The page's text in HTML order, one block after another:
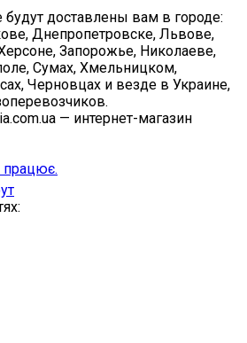
доставлены вам в городе:
Днепропетровске, Львове,
Запорожье, Николаеве,
Сумах, Хмельницком,
Черновцах и везде в Украине,
— интернет-магазин
працює.